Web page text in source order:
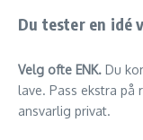
Du tester en idé
Velg ofte ENK. Du
lave. Pass ekstra på
ansvarlig privat.